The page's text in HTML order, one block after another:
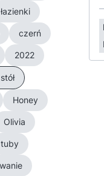
czerń
2022
Honey
Olivia
tuby